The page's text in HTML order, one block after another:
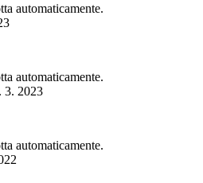
automaticamente.
automaticamente.
3. 2023
automaticamente.